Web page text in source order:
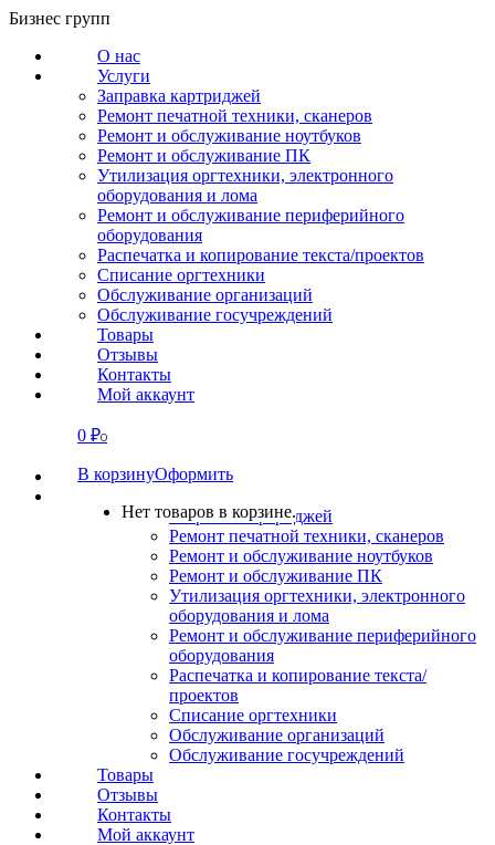
Перейти
содержанию
Бизнес групп
О нас
Услуги
Заправка картриджей
Ремонт печатной техники, сканеров
Ремонт и обслуживание ноутбуков
Ремонт и обслуживание ПК
Утилизация оргтехники, электронного
оборудования и лома
Ремонт и обслуживание периферийного
оборудования
Распечатка и копирование текста/проектов
Списание оргтехники
Обслуживание организаций
Обслуживание госучреждений
Товары
Отзывы
Контакты
Мой аккаунт
0 ₽0
В корзинуОформить
Нет товаров в корзине.
СВЯЗАТЬСЯ
О нас
Заправка картриджей
Ремонт печатной техники, сканеров
Ремонт и обслуживание ноутбуков
Ремонт и обслуживание ПК
Утилизация оргтехники, электронного
оборудования и лома
Ремонт и обслуживание периферийного
оборудования
Распечатка и копирование текста/
проектов
Списание оргтехники
Обслуживание организаций
Обслуживание госучреждений
Товары
Отзывы
Контакты
Мой аккаунт